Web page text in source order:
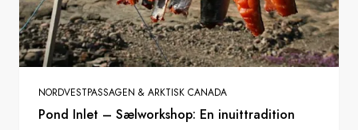
NORDVESTPASSAGEN & ARKTISK CANADA
Pond Inlet – Sælworkshop: En inuittradition